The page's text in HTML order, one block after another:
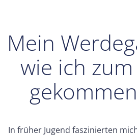
Mein
wie ich
In früher Jugend faszinierten